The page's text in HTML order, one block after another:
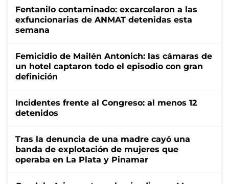
Fentanilo contaminado: excarcelaron a las
exfuncionarias de ANMAT detenidas esta
semana
Femicidio de Mailén Antonich: las cámaras de
un hotel captaron todo el episodio con gran
definición
Incidentes frente al Congreso: al menos 12
detenidos
Tras la denuncia de una madre cayó una
banda de explotación de mujeres que
operaba en La Plata y Pinamar